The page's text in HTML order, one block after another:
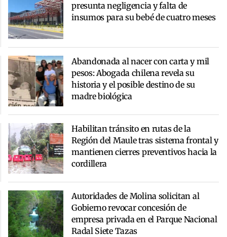
presunta negligencia y falta de
insumos para su bebé de cuatro meses
Abandonada al nacer con carta y mil
pesos: Abogada chilena revela su
historia y el posible destino de su
madre biológica
Habilitan tránsito en rutas de la
Región del Maule tras sistema frontal y
mantienen cierres preventivos hacia la
cordillera
Autoridades de Molina solicitan al
Gobierno revocar concesión de
empresa privada en el Parque Nacional
Radal Siete Tazas